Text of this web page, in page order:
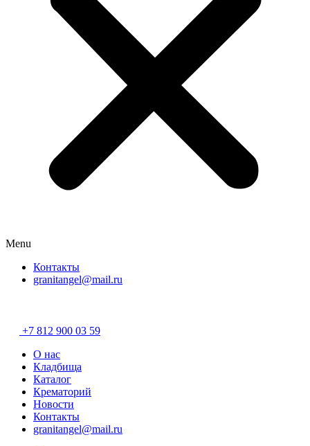
Menu
Контакты
granitangel@mail.ru
+7 812 900 03 59
О нас
Кладбища
Каталог
Крематорий
Новости
Контакты
granitangel@mail.ru